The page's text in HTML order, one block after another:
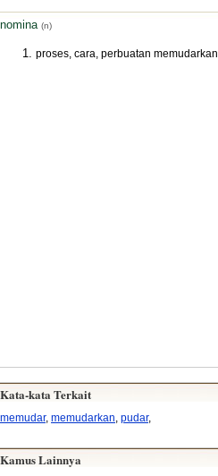
nomina (n)
proses, cara, perbuatan memudarkan
Kata-kata Terkait
memudar, memudarkan pudar,
Kamus Lainnya